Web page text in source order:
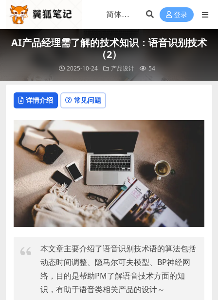
登录
AI产品经理需了解的技术知识：语音识别技术
（2）
2025-10-24 产品设计 54
详情介绍 常见问题
本文章主要介绍了语音识别技术语的算法包括
动态时间调整、隐马尔可夫模型、BP神经网
络，目的是帮助PM了解语音技术方面的知
识，有助于语音类相关产品的设计～